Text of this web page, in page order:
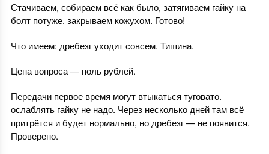
Стачиваем, собираем всё как было, затягиваем гайку на
болт потуже. закрываем кожухом. Готово!
Что имеем: дребезг уходит совсем. Тишина.
Цена вопроса — ноль рублей.
Передачи первое время могут втыкаться туговато.
ослаблять гайку не надо. Через несколько дней там всё
притрётся и будет нормально, но дребезг — не появится.
Проверено.